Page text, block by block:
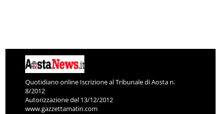
Quotidiano online Iscrizione al Tribunale di Aosta n.
8/2012
Autorizzazione del 13/12/2012
www.gazzettamatin.com